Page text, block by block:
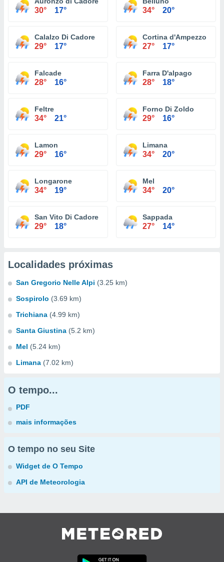
30° 17° 34° 20°
Calalzo Di Cadore
29° 17°
Cortina d'Ampezzo
27° 17°
Falcade
28° 16°
Farra D'alpago
28° 18°
Feltre
34° 21°
Forno Di Zoldo
29° 16°
Lamon
29° 16°
Limana
34° 20°
Longarone
34° 19°
Mel
34° 20°
San Vito Di Cadore
29° 18°
Sappada
27° 14°
Localidades próximas
San Gregorio Nelle Alpi (3.25 km)
Sospirolo (3.69 km)
Trichiana (4.99 km)
Santa Giustina (5.2 km)
Mel (5.24 km)
Limana (7.02 km)
O tempo...
PDF
mais informações
O tempo no seu Site
Widget de O Tempo
API de Meteorologia